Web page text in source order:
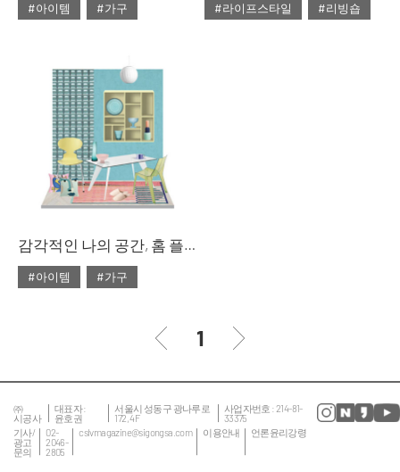
#아이템
#가구
#대리석
#마블
#마블 테이블
#쇼핑
#테이블
#라이프스타일
#리빙숍
감각적인 나의 공간, 홈 플레이스
#아이템
#가구
#소품
#의자
#인테리어
#조명
#집 꾸미기
#침실
#테이블
1
㈜
시공사
대표자 :
윤호권
서울시 성동구 광나루로
172, 4F
사업자번호 : 214-81-
33375
기사/
광고
문의
02-
2046-
2805
cslvmagazine@sigongsa.com 이용안내 언론윤리강령